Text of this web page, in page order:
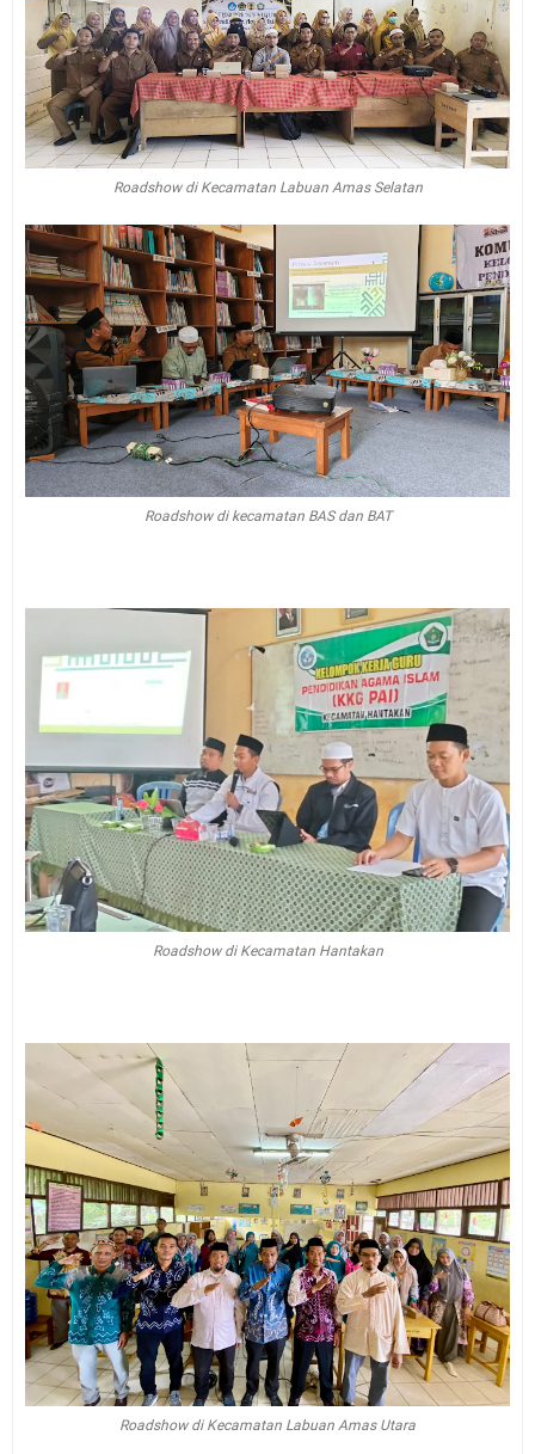
Roadshow di Kecamatan Labuan Amas Selatan
Roadshow di kecamatan BAS dan BAT
Roadshow di Kecamatan Hantakan
Roadshow di Kecamatan Labuan Amas Utara